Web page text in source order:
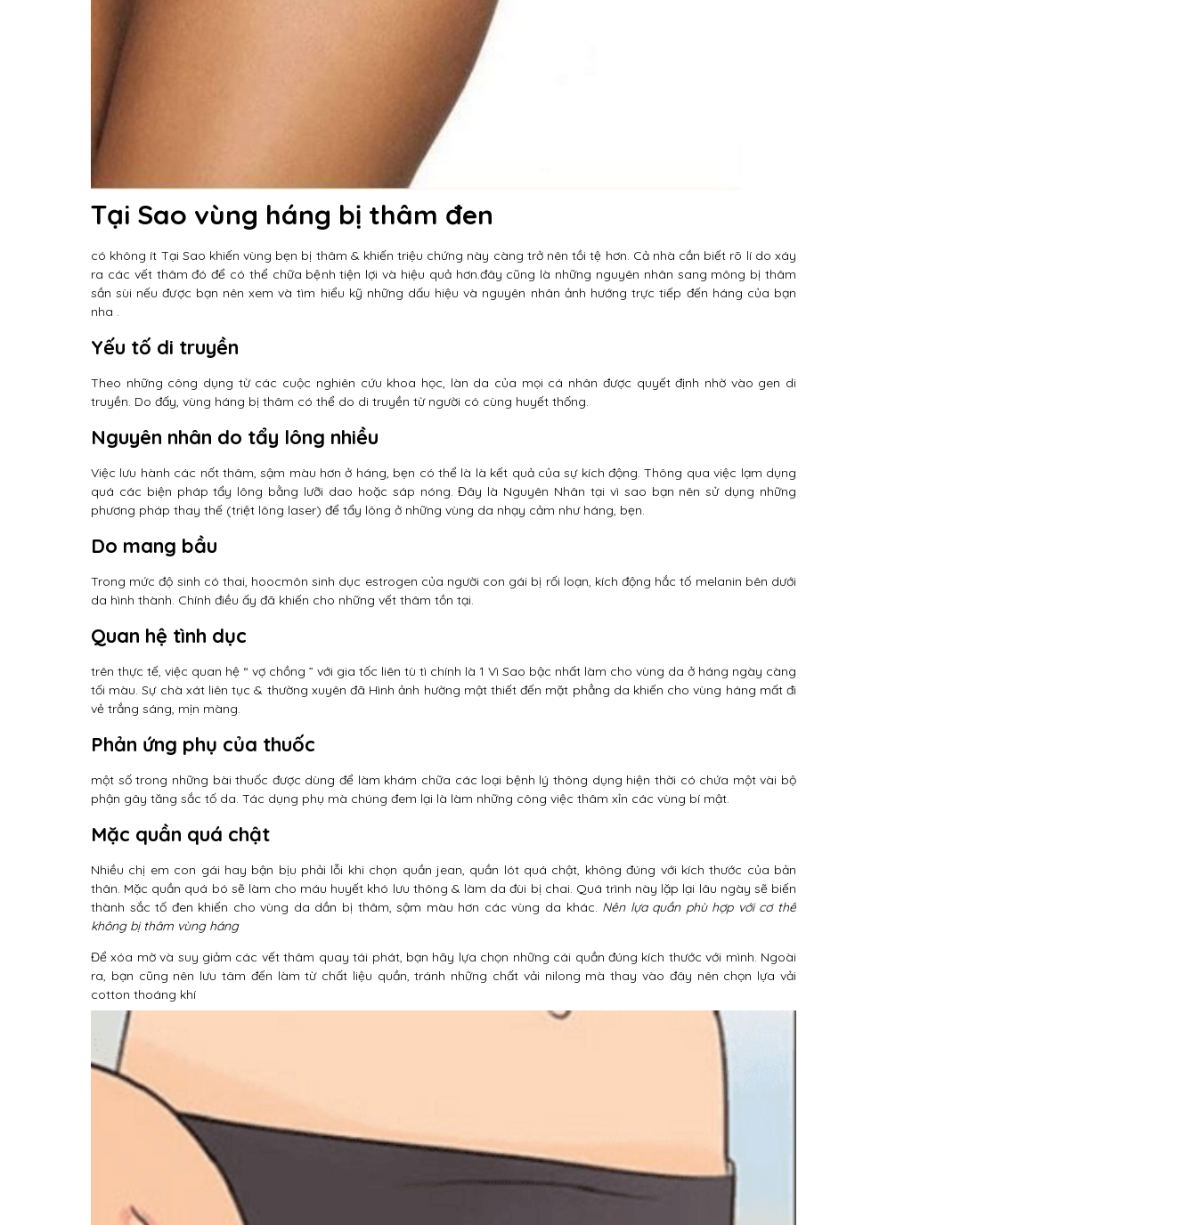
Tại Sao vùng háng bị thâm đen
có không ít Tại Sao khiến vùng bẹn bị thâm & khiến triệu chứng này càng trở nên tồi tệ hơn. Cả nhà cần biết rõ lí do xáy
ra các vết thâm đó để có thể chữa bệnh tiện lợi và hiệu quả hơn.đây cũng là những nguyên nhân sang mông bị thâm
sần sùi nếu được bạn nên xem và tìm hiểu kỹ những dấu hiệu và nguyên nhân ảnh hướng trực tiếp đến háng của bạn
nha .
Yếu tố di truyền
Theo những công dụng từ các cuộc nghiên cứu khoa học, làn da của mọi cá nhân được quyết định nhờ vào gen di
truyền. Do đấy, vùng háng bị thâm có thể do di truyền từ người có cùng huyết thống.
Nguyên nhân do tẩy lông nhiều
Việc lưu hành các nốt thâm, sậm màu hơn ở háng, bẹn có thể là là kết quả của sự kích động. Thông qua việc lạm dụng
quá các biện pháp tẩy lông bằng lưỡi dao hoặc sáp nóng. Đây là Nguyên Nhân tại vì sao bạn nên sử dụng những
phương pháp thay thế (triệt lông laser) để tẩy lông ở những vùng da nhạy cảm như háng, bẹn.
Do mang bầu
Trong mức độ sinh có thai, hoocmôn sinh dục estrogen của người con gái bị rối loạn, kích động hắc tố melanin bên dưới
da hình thành. Chính điều ấy đã khiến cho những vết thâm tồn tại.
Quan hệ tình dục
trên thực tế, việc quan hệ “ vợ chồng ” với gia tốc liên tù tì chính là 1 Vì Sao bậc nhất làm cho vùng da ở háng ngày càng
tối màu. Sự chà xát liên tục & thường xuyên đã Hình ảnh hường mật thiết đến mặt phẳng da khiến cho vùng háng mất đi
vẻ trắng sáng, mịn màng.
Phản ứng phụ của thuốc
một số trong những bài thuốc được dùng để làm khám chữa các loại bệnh lý thông dụng hiện thời có chứa một vài bộ
phận gây tăng sắc tố da. Tác dụng phụ mà chúng đem lại là làm những công việc thâm xỉn các vùng bí mật.
Mặc quần quá chật
Nhiều chị em con gái hay bận bịu phải lỗi khi chọn quần jean, quần lót quá chật, không đúng với kích thước của bản
thân. Mặc quần quá bó sẽ làm cho máu huyết khó lưu thông & làm da đùi bị chai. Quá trình này lặp lại lâu ngày sẽ biến
thành sắc tố đen khiến cho vùng da dần bị thâm, sậm màu hơn các vùng da khác. Nên lựa quần phù hợp với cơ thể
không bị thâm vùng háng
Để xóa mờ và suy giảm các vết thâm quay tái phát, bạn hãy lựa chọn những cái quần đúng kích thước với mình. Ngoài
ra, bạn cũng nên lưu tâm đến làm từ chất liệu quần, tránh những chất vải nilong mà thay vào đây nên chọn lựa vải
cotton thoáng khí